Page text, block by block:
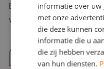
Bel of mail Benno met al
voor je klaar en helpt je
informatie over uw
met onze
die deze kunnen
informatie die u
die zij hebben
van hun diensten.